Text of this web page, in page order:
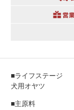
■ライフステージ
犬用オヤツ
■主原料